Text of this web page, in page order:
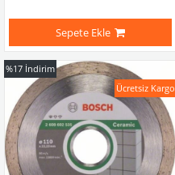
Sepete Ekle
%17 İndirim
Ücretsiz Kargo